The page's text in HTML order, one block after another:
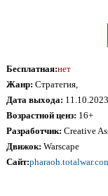
Бесплатная:нет
Жанр: Стратегия,
Дата выхода: 11.10.2023
Возрастной ценз: 16+
Разработчик: Creative
Движок: Warscape
Сайт: